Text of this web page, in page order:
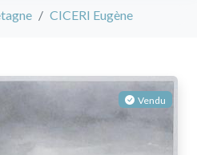
CICERI Eugène
Vendu